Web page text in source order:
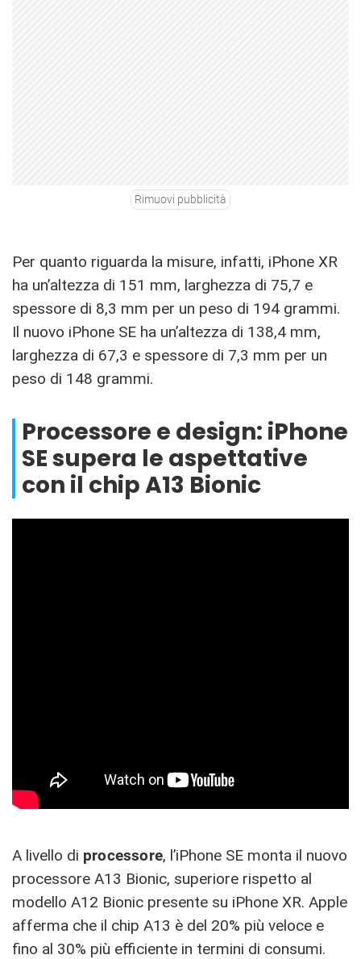
Rimuovi pubblicità
Per quanto riguarda la misure, infatti, iPhone XR
ha un’altezza di 151 mm, larghezza di 75,7 e
spessore di 8,3 mm per un peso di 194 grammi.
Il nuovo iPhone SE ha un’altezza di 138,4 mm,
larghezza di 67,3 e spessore di 7,3 mm per un
peso di 148 grammi.
Processore e design: iPhone
SE supera le aspettative
con il chip A13 Bionic
A livello di processore, l’iPhone SE monta il nuovo
processore A13 Bionic, superiore rispetto al
modello A12 Bionic presente su iPhone XR. Apple
afferma che il chip A13 è del 20% più veloce e
fino al 30% più efficiente in termini di consumi.